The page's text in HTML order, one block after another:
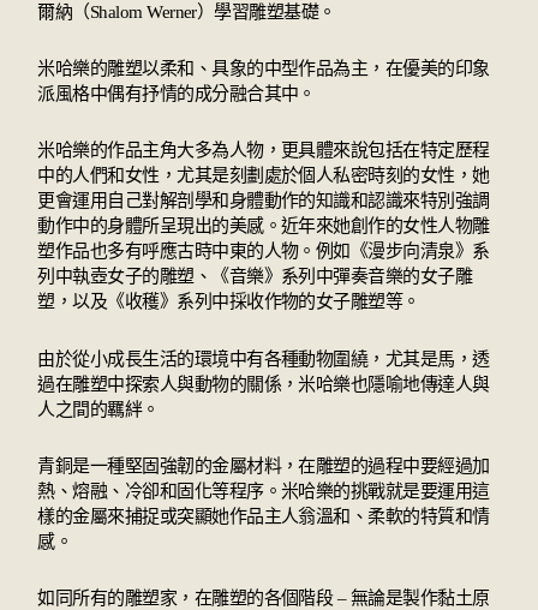
爾納（Shalom Werner）學習雕塑基礎。
米哈樂的雕塑以柔和、具象的中型作品為主，在優美的印象
派風格中偶有抒情的成分融合其中。
米哈樂的作品主角大多為人物，更具體來說包括在特定歷程
中的人們和女性，尤其是刻劃處於個人私密時刻的女性，她
更會運用自己對解剖學和身體動作的知識和認識來特別強調
動作中的身體所呈現出的美感。近年來她創作的女性人物雕
塑作品也多有呼應古時中東的人物。例如《漫步向清泉》系
列中執壺女子的雕塑、《音樂》系列中彈奏音樂的女子雕
塑，以及《收穫》系列中採收作物的女子雕塑等。
由於從小成長生活的環境中有各種動物圍繞，尤其是馬，透
過在雕塑中探索人與動物的關係，米哈樂也隱喻地傳達人與
人之間的羈絆。
青銅是一種堅固強韌的金屬材料，在雕塑的過程中要經過加
熱、熔融、冷卻和固化等程序。米哈樂的挑戰就是要運用這
樣的金屬來捕捉或突顯她作品主人翁溫和、柔軟的特質和情
感。
如同所有的雕塑家，在雕塑的各個階段 – 無論是製作黏土原